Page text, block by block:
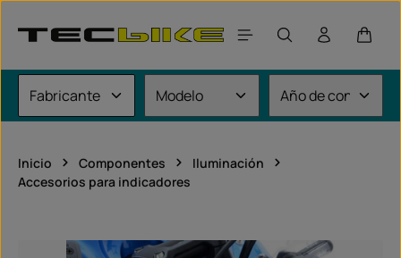
El
Inicio Componentes
Iluminación
Accesorios para indicadores
Omitir galería de imágenes